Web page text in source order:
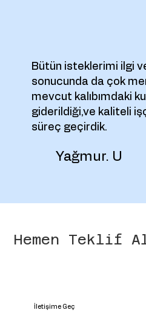
Bütün isteklerimi ilgi
sonucunda da çok
mevcut kalıbımdaki
giderildiği,ve kaliteli
süreç geçirdik.
Yağmur. U
Hemen Teklif
İletişime Geç